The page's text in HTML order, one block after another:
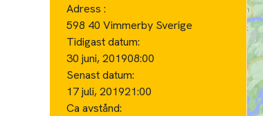
Adress :
598 40 Vimmerby Sverige
Tidigast datum:
30 juni, 201908:00
Senast datum:
17 juli, 201921:00
Ca avstånd: